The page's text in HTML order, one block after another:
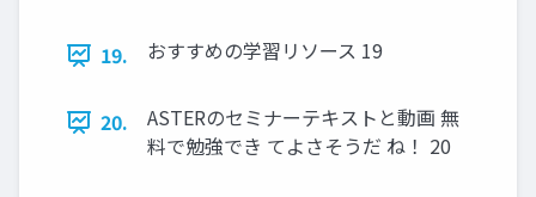
19. おすすめの学習リソース 19
20.
ASTERのセミナーテキストと動画 無
料で勉強でき てよさそうだ ね！ 20